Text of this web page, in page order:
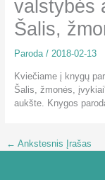
valstybės
Šalis,
Paroda/ 2018-02-13
Kviečiame į knygų
Šalis, žmonės,
aukšte. Knygos
← Ankstesnis Įrašas